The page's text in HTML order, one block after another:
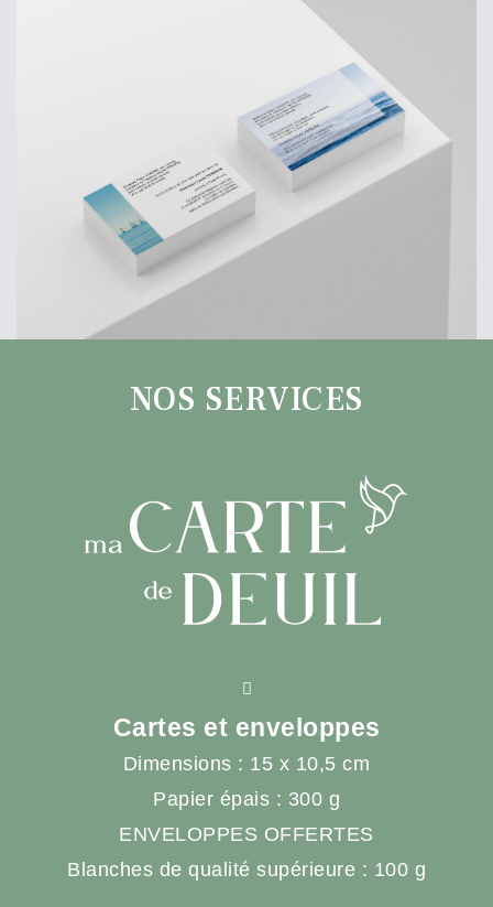
NOS SERVICES
Cartes et enveloppes
Dimensions : 15 x 10,5 cm
Papier épais : 300 g
ENVELOPPES OFFERTES
Blanches de qualité supérieure : 100 g